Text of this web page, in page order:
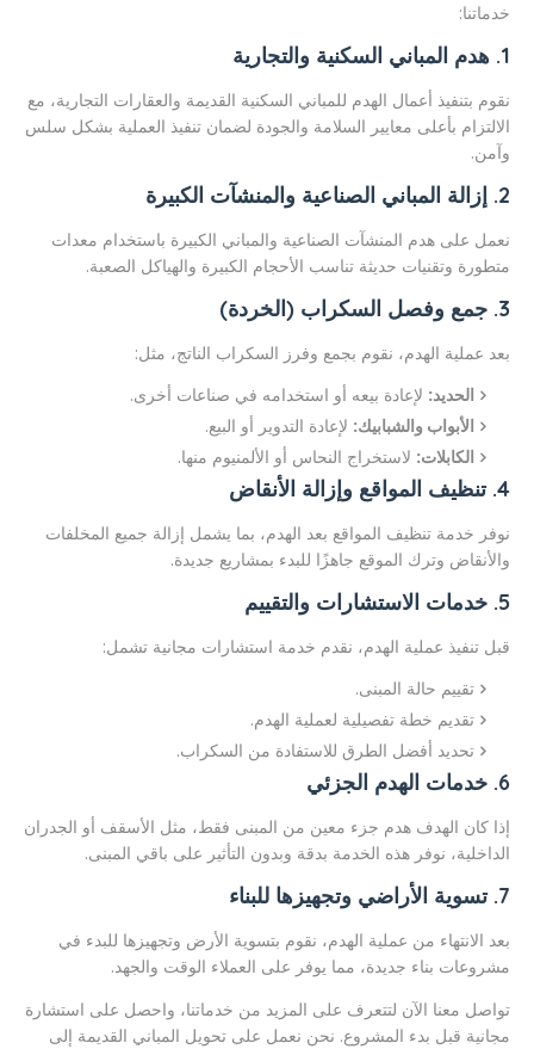
خدماتنا:
1. هدم المباني السكنية والتجارية
نقوم بتنفيذ أعمال الهدم للمباني السكنية القديمة والعقارات التجارية، مع
الالتزام بأعلى معايير السلامة والجودة لضمان تنفيذ العملية بشكل سلس
وآمن.
2. إزالة المباني الصناعية والمنشآت الكبيرة
نعمل على هدم المنشآت الصناعية والمباني الكبيرة باستخدام معدات
متطورة وتقنيات حديثة تناسب الأحجام الكبيرة والهياكل الصعبة.
3. جمع وفصل السكراب (الخردة)
بعد عملية الهدم، نقوم بجمع وفرز السكراب الناتج، مثل:
الحديد: لإعادة بيعه أو استخدامه في صناعات أخرى.
الأبواب والشبابيك: لإعادة التدوير أو البيع.
الكابلات: لاستخراج النحاس أو الألمنيوم منها.
4. تنظيف المواقع وإزالة الأنقاض
نوفر خدمة تنظيف المواقع بعد الهدم، بما يشمل إزالة جميع المخلفات
والأنقاض وترك الموقع جاهزًا للبدء بمشاريع جديدة.
5. خدمات الاستشارات والتقييم
قبل تنفيذ عملية الهدم، نقدم خدمة استشارات مجانية تشمل:
تقييم حالة المبنى.
تقديم خطة تفصيلية لعملية الهدم.
تحديد أفضل الطرق للاستفادة من السكراب.
6. خدمات الهدم الجزئي
إذا كان الهدف هدم جزء معين من المبنى فقط، مثل الأسقف أو الجدران
الداخلية، نوفر هذه الخدمة بدقة وبدون التأثير على باقي المبنى.
7. تسوية الأراضي وتجهيزها للبناء
بعد الانتهاء من عملية الهدم، نقوم بتسوية الأرض وتجهيزها للبدء في
مشروعات بناء جديدة، مما يوفر على العملاء الوقت والجهد.
تواصل معنا الآن لتتعرف على المزيد من خدماتنا، واحصل على استشارة
مجانية قبل بدء المشروع. نحن نعمل على تحويل المباني القديمة إلى